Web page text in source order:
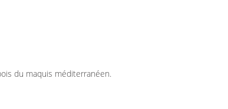
du maquis méditerranéen.